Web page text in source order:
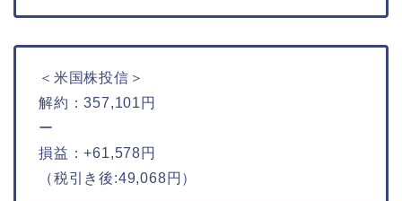
＜米国株投信＞
解約：357,101円
ー
損益：+61,578円
（税引き後:49,068円）